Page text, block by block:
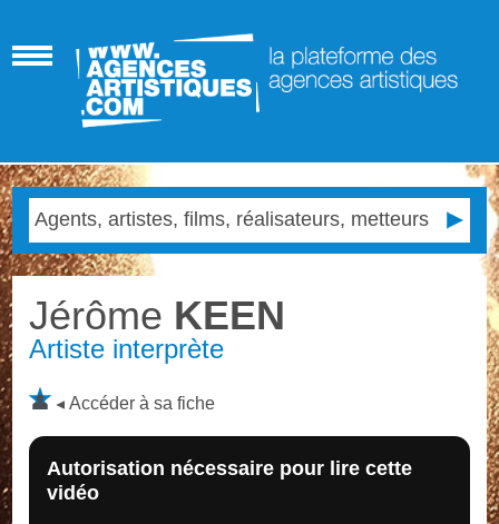
Jérôme KEEN
Artiste interprète
Accéder à sa fiche
Autorisation nécessaire pour lire cette
vidéo